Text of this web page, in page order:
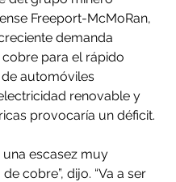
Freeport-McMoRan,
demanda
para el rápido
automóviles
renovable y
provocaría un déficit.
una escasez muy
cobre”, dijo. “Va a ser